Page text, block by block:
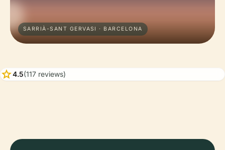
SARRIÀ-SANT GERVASI · BARCELONA
star4.5(117 reviews)